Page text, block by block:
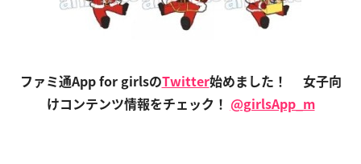
ファミ通App for girlsのTwitter始めました！
女子向
けコンテンツ情報をチェック！ @girlsApp_m